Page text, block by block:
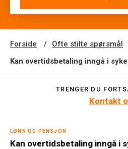
Forside Ofte stilte spørsmål
Kan overtidsbetaling inngå i
LØNN OG PENSJON
Kan overtidsbetaling inngå i
TRENGER DU
Kontakt